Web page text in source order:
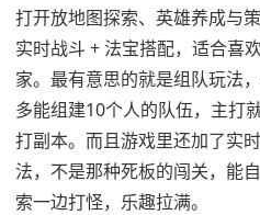
打开放地图探索、英雄养成与
实时战斗 + 法宝搭配，适合喜
家。最有意思的就是组队玩法
多能组建10个人的队伍，主打
打副本。而且游戏里还加了实
法，不是那种死板的闯关，能
索一边打怪，乐趣拉满。